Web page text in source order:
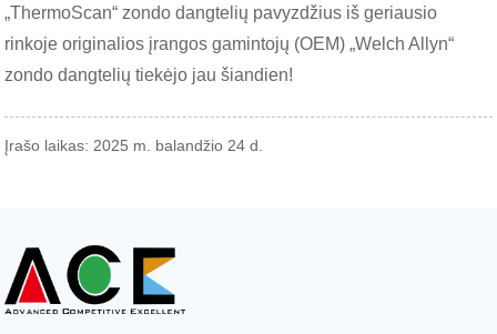
„ThermoScan“ zondo dangtelių pavyzdžius iš geriausio
rinkoje originalios įrangos gamintojų (OEM) „Welch Allyn“
zondo dangtelių tiekėjo jau šiandien!
Įrašo laikas: 2025 m. balandžio 24 d.